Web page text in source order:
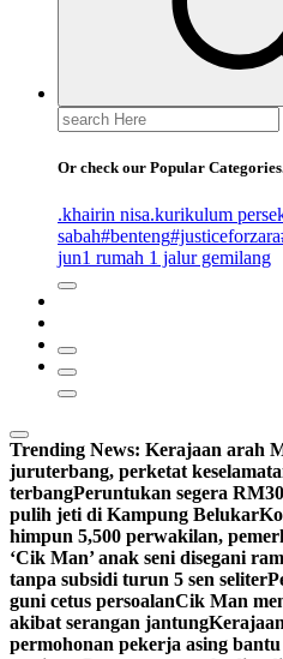
Search
for:
Or check our Popular
.khairin nisa.kurikulum
sabah#benteng#justiceforzara
jun1 rumah 1 jalur gemilang
Trending News: Kerajaan arah
juruterbang, perketat
terbangPeruntukan segera
pulih jeti di Kampung Belukar
himpun 5,500 perwakilan,
‘Cik Man’ anak seni disegani
tanpa subsidi turun 5 sen seliter
guni cetus persoalanCik Man
akibat serangan jantung
permohonan pekerja asing